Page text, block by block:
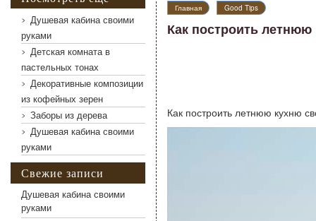
Главная Good Tips
Как построить
Как построить летнюю кухню
Душевая кабина своими
руками
Детская комната в
пастельных тонах
Декоративные композиции
из кофейных зерен
Заборы из дерева
Душевая кабина своими
руками
Свежие записи
Душевая кабина своими
руками